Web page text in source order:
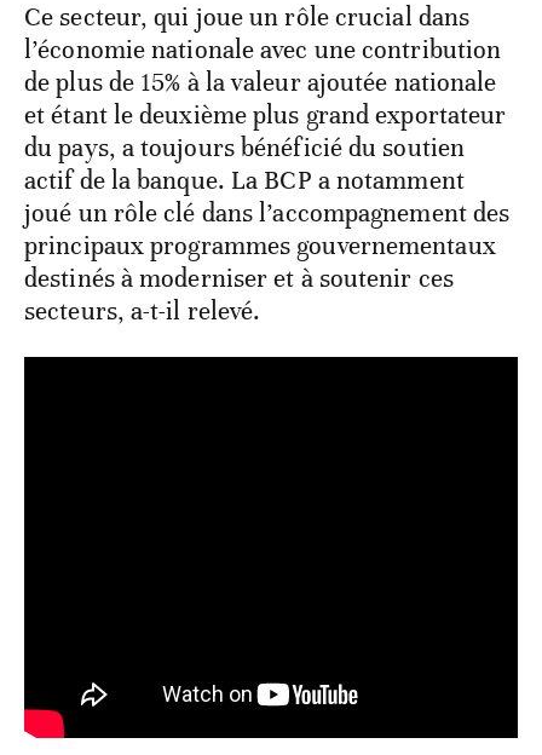
Ce secteur, qui joue un rôle crucial dans
l’économie nationale avec une contribution
de plus de 15% à la valeur ajoutée nationale
et étant le deuxième plus grand exportateur
du pays, a toujours bénéficié du soutien
actif de la banque. La BCP a notamment
joué un rôle clé dans l’accompagnement des
principaux programmes gouvernementaux
destinés à moderniser et à soutenir ces
secteurs, a-t-il relevé.